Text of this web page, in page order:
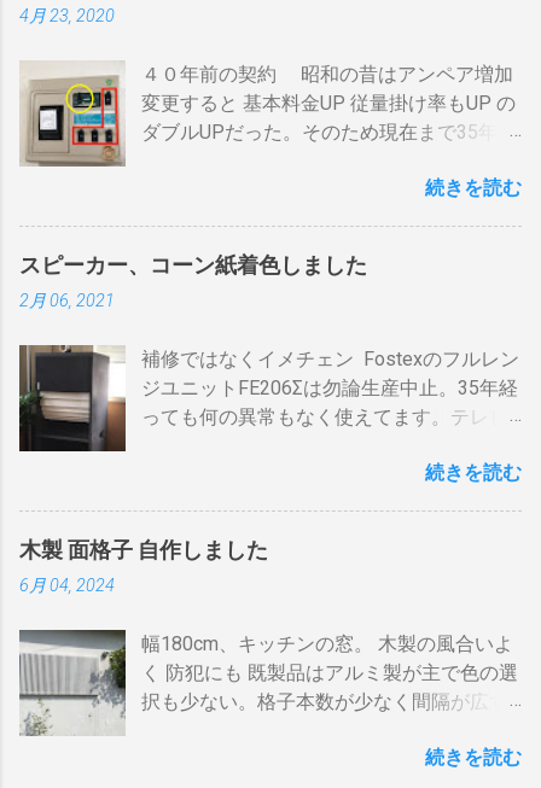
火傷や洋服の焦げにも注意が必要です。 2
重ドラムで通気性が殆ど無い とうこと。熱
し難く冷めにくいのが特徴。 ２．パンチン
早い話が「 回転式炙り焼き 」です。熱は素
通りで蓄熱は不可。ガスコンロの炎がその
まま反映します。中火で200gなら6分程度
勿論焦げます。放置すれば燃えます。風に
よる炎の揺れや、ドラムに風が入るとすぐ
温度が下がります。 メリット 火力に対する
反応が早い。（蓄熱はゼロ） 二重ドラムに
比べて短時間で焙煎できる チャフがドラム
の中に溜まらない デメリット ザルのように
素通し。熱気が溜まらない。 温度計は上昇
か下降か一定かの傾向判断としてなら使え
周囲に散らばる 豆の温度と通過する熱気の
温度はイコールではない。風が吹いたら火
力が変わる。豆の温度を測る手段がない。
回転数の安定が必要（困難）。これは一番
るとアンテナ信号が弱まりアンテナ利得が
落ち、増幅器が必要になるでしょう。 壁の
アンテナ端子から「地上波」と「 BS 」に
波の接続（アンテナケーブル２本必要）※
１ 地上波のアンテナケーブルをBDR２の
「地上波アンテナ入力」端子へ接続 BDR２
の地上波の「テレビへ（出力）」端子と
（出力）」端子とテレビの「地上デジタ
ル」端子をアンテナケーブルで接続しま
す。 BSの接続（アンテナケーブル２本必
「BSアンテナ入力」端子へ接続 BDR２の
BSの「テレビへ（出力）」端子とBDR１の
「BSアンテナ入力」端子をアンテナケーブ
をアンテナケーブルで接続します。 ※１.
BDRを一台追加するだけなら、ケーブルも
２本追加でOKです。 HDMIケーブルの接続
（HDMIケーブル２本必要）※2 BDRの
「HDMI出力」端子とテレビの「HDMI入
力」端子を接続します。テレビのHDMI端子
4月 23, 2020
４０年前の契約 昭和の昔はアンペア増加
変更すると 基本料金UP 従量掛け率もUP の
ダブルUPだった。そのため現在まで35年
力のHPで容量シュミレーションで我が家の
気毛布２、エアコン、FFクリーンヒータ
ー・電気ストーブ、ドライヤー、照明15、
２・トースター、炊飯器・・・・。 を合計
してみると 「70アンペア必要」 と表示され
た。７０アンペアは高額になりそうで流石
ーカー、赤色が安全ブレーカー。安全ブレ
ーカーはすべて20Aとあります。 そこで一
工夫。まず、各安全ブレーカーを切ってみ
て、どのコンセントに繋がっているか確認
わない 一つの安全ブレーカーで２０
A（2kw）以上にならないように振り分けま
す。消費量の多い、電子レンジ、ドライヤ
レーカに振り分けて使うのです。非合理的
続きを読む
スピーカー、コーン紙着色しました
2月 06, 2021
補修ではなくイメチェン Fostexのフルレン
ジユニットFE206Σは勿論生産中止。35年経
っても何の異常もなく使えてます。テレビ
で使ってます。リタイヤしてからは音量を
た。 オーディオとして聞く時は保護のグリ
ルネットを外して聞きます。（外したほう
ージャーにはコーン紙の色が合わない。暗
い・・・。 そこでコーン紙を白くしたらど
うだろうと、 MacアプリのPixelmetor でシ
レベル補正で白にしてみると、イケそうな
続きを読む
木製 面格子 自作しました
6月 04, 2024
幅180cm、キッチンの窓。 木製の風合いよ
く 防犯にも 既製品はアルミ製が主で色の選
択も少ない。格子本数が少なく間隔が広す
雪国では氷柱や落雪で変形しているのをよ
続きを読む